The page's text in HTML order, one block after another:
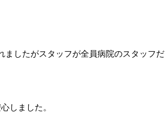
ましたがスタッフが全員病院のスタッフだ
しました。